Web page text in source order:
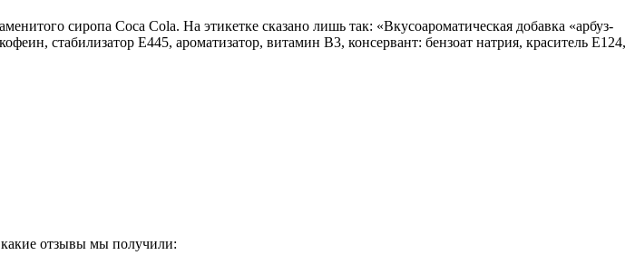
сиропа Coca Cola. На этикетке сказано лишь так: «Вкусоароматическая добавка «арбуз-
стабилизатор Е445, ароматизатор, витамин В3, консервант: бензоат натрия, краситель Е124,
какие отзывы мы получили: